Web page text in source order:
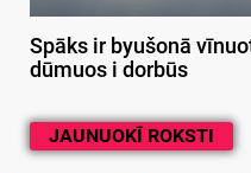
Spāks ir byušonā
dūmuos i dorbūs
JAUNUOKĪ ROKSTI